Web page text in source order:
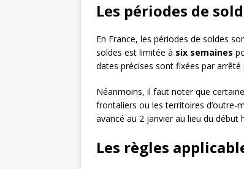
Les périodes de
En France, les périodes de soldes
soldes est limitée à six semaines
dates précises sont fixées par
Néanmoins, il faut noter que
frontaliers ou les territoires d’outre-
avancé au 2 janvier au lieu du début
Les règles